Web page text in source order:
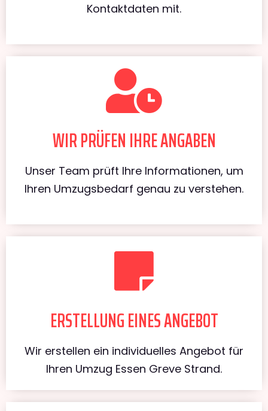
Kontaktdaten mit.
WIR PRÜFEN IHRE ANGABEN
Unser Team prüft Ihre Informationen, um
Ihren Umzugsbedarf genau zu verstehen.
ERSTELLUNG EINES ANGEBOT
Wir erstellen ein individuelles Angebot für
Ihren Umzug Essen Greve Strand.